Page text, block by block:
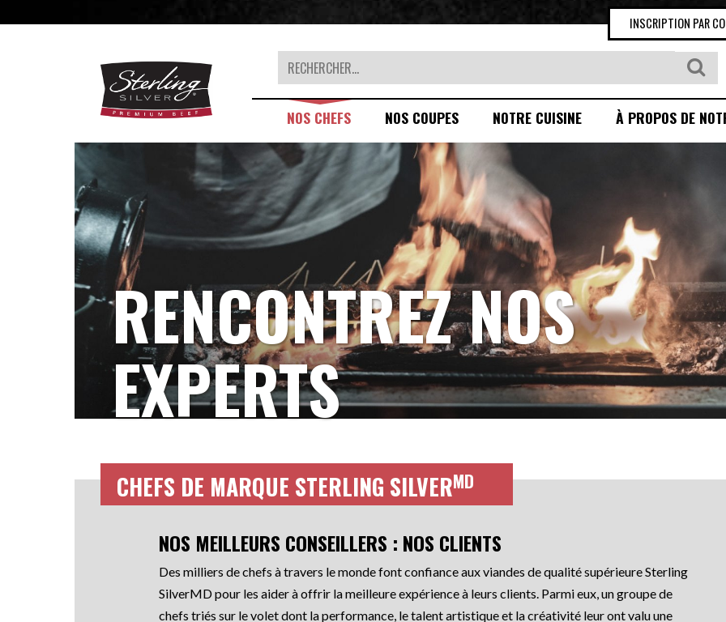
INSCRIPTION PAR
Rechercher
NOS CHEFS NOS COUPES NOTRE CUISINE À PROPOS DE
RENCONTREZ NOS
EXPERTS
CHEFS DE MARQUE STERLING SILVERMD
NOS MEILLEURS CONSEILLERS : NOS CLIENTS
Des milliers de chefs à travers le monde font confiance aux viandes de qualité supérieure Sterling
SilverMD pour les aider à offrir la meilleure expérience à leurs clients. Parmi eux, un groupe de
chefs triés sur le volet dont la performance, le talent artistique et la créativité leur ont valu une